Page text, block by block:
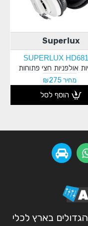
Superlux
SUPERLUX
אולפניות חצי פתוחות
מחיר ₪275
הוסף לסל
בארץ לכלי